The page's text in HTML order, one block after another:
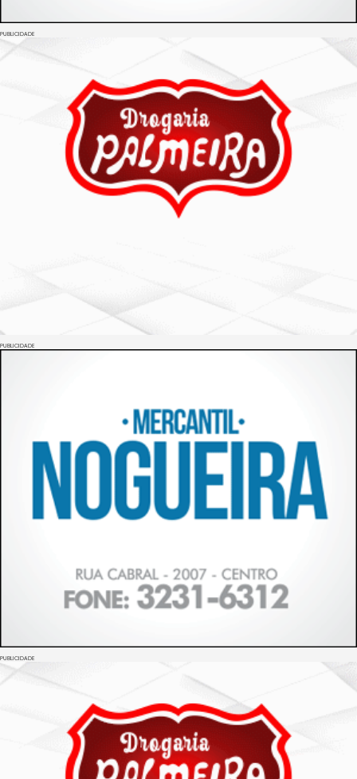
PUBLICIDADE
PUBLICIDADE
PUBLICIDADE